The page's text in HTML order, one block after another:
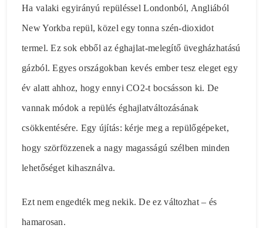
Ha valaki egyirányú repüléssel Londonból, Angliából
New Yorkba repül, közel egy tonna szén-dioxidot
termel. Ez sok ebből az éghajlat-melegítő üvegházhatású
gázból. Egyes országokban kevés ember tesz eleget egy
év alatt ahhoz, hogy ennyi CO2-t bocsásson ki. De
vannak módok a repülés éghajlatváltozásának
csökkentésére. Egy újítás: kérje meg a repülőgépeket,
hogy szörfözzenek a nagy magasságú szélben minden
lehetőséget kihasználva.
Ezt nem engedték meg nekik. De ez változhat – és
hamarosan.